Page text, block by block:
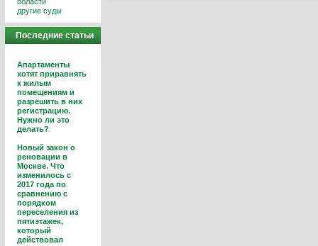
другие суды
Последние статьи
Апартаменты
хотят приравнять
к жилым
помещениям и
разрешить в них
регистрацию.
Нужно ли это
делать?
Новый закон о
реновации в
Москве. Что
изменилось с
2017 года по
сравнению с
порядком
переселения из
пятиэтажек,
который
действовал